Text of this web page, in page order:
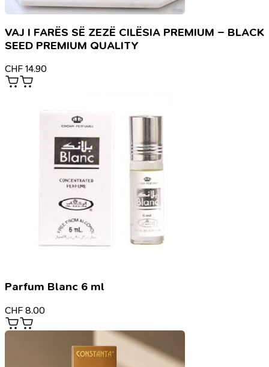
VAJ I FARËS SË ZEZË CILËSIA PREMIUM – BLACK
SEED PREMIUM QUALITY
CHF 14.90
Parfum Blanc 6 ml
CHF 8.00